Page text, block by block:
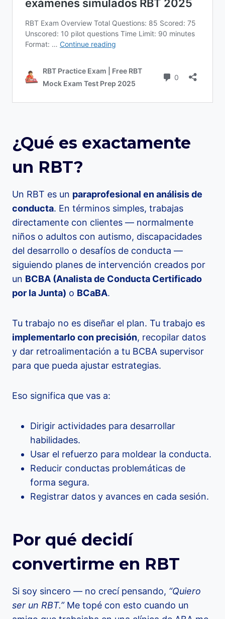
¿Qué es exactamente
un RBT?
Un RBT es un paraprofesional en análisis de
conducta. En términos simples, trabajas
directamente con clientes — normalmente
niños o adultos con autismo, discapacidades
del desarrollo o desafíos de conducta —
siguiendo planes de intervención creados por
un BCBA (Analista de Conducta Certificado
por la Junta) o BCaBA.
Tu trabajo no es diseñar el plan. Tu trabajo es
implementarlo con precisión, recopilar datos
y dar retroalimentación a tu BCBA supervisor
para que pueda ajustar estrategias.
Eso significa que vas a:
Dirigir actividades para desarrollar
habilidades.
Usar el refuerzo para moldear la conducta.
Reducir conductas problemáticas de
forma segura.
Registrar datos y avances en cada sesión.
Por qué decidí
convertirme en RBT
Si soy sincero — no crecí pensando, “Quiero
ser un RBT.”Me topé con esto cuando un